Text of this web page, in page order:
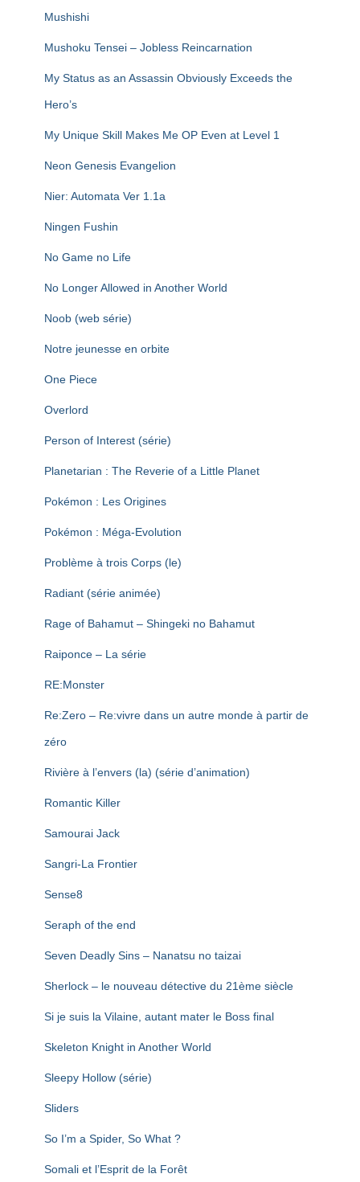
Mushishi
Mushoku Tensei – Jobless Reincarnation
My Status as an Assassin Obviously Exceeds the
Hero’s
My Unique Skill Makes Me OP Even at Level 1
Neon Genesis Evangelion
Nier: Automata Ver 1.1a
Ningen Fushin
No Game no Life
No Longer Allowed in Another World
Noob (web série)
Notre jeunesse en orbite
One Piece
Overlord
Person of Interest (série)
Planetarian : The Reverie of a Little Planet
Pokémon : Les Origines
Pokémon : Méga-Evolution
Problème à trois Corps (le)
Radiant (série animée)
Rage of Bahamut – Shingeki no Bahamut
Raiponce – La série
RE:Monster
Re:Zero – Re:vivre dans un autre monde à partir de
zéro
Rivière à l’envers (la) (série d’animation)
Romantic Killer
Samourai Jack
Sangri-La Frontier
Sense8
Seraph of the end
Seven Deadly Sins – Nanatsu no taizai
Sherlock – le nouveau détective du 21ème siècle
Si je suis la Vilaine, autant mater le Boss final
Skeleton Knight in Another World
Sleepy Hollow (série)
Sliders
So I’m a Spider, So What ?
Somali et l’Esprit de la Forêt